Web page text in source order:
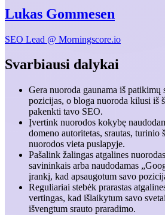
Lukas Gommesen
SEO Lead @ Morningscore.io
Svarbiausi dalykai
Gera nuoroda gaunama iš patikimų
pozicijas, o bloga nuoroda kilusi iš
pakenkti tavo SEO.
Įvertink nuorodos kokybę
domeno autoritetas, srautas, turinio
nuorodos vieta puslapyje.
Pašalink žalingas atgalines
savininkais arba naudodamas
įrankį, kad apsaugotum savo
Reguliariai stebėk prarastas
vertingas, kad išlaikytum savo
išvengtum srauto praradimo.